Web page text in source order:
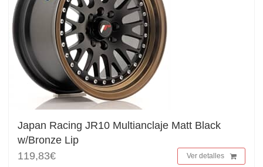
Japan Racing JR10 Multianclaje Matt Black
w/Bronze Lip
119,83€
Ver detalles